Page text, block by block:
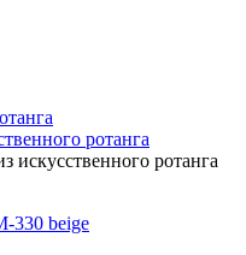
ротанга
искусственного ротанга